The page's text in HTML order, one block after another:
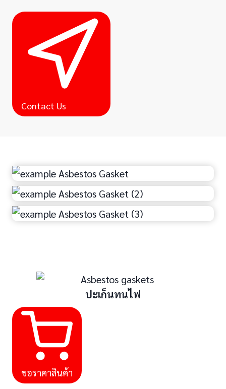
Contact Us
ปะเก็นทนไฟ
ขอราคาสินค้า